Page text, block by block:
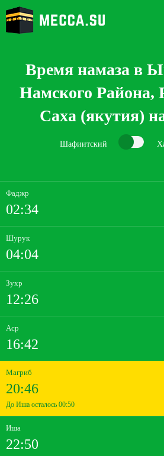
Время намаза в
Намского Района,
Саха (якутия)
Шафиитский
Фаджр
02:34
Шурук
04:04
Зухр
12:26
Аср
16:42
Магриб
20:46
До Иша осталось 00:50
Иша
22:50